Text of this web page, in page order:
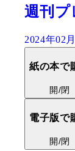
週刊プ
2024年02
紙の本で
開/閉
電子版で
開/閉